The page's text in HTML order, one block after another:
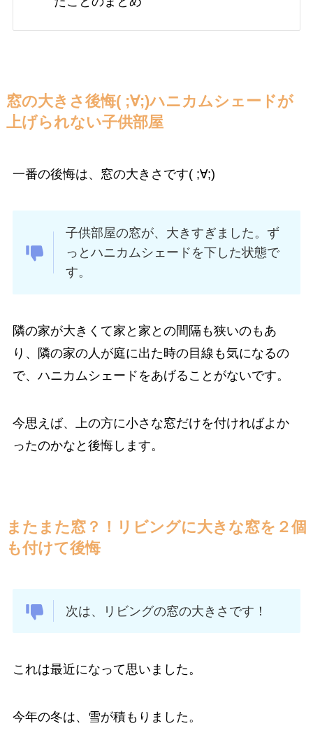
窓の大きさ後悔( ;∀;)ハニカムシェードが
上げられない子供部屋
一番の後悔は、窓の大きさです( ;∀;)
子供部屋の窓が、大きすぎました。ず
っとハニカムシェードを下した状態で
す。
隣の家が大きくて家と家との間隔も狭いのもあ
り、隣の家の人が庭に出た時の目線も気になるの
で、ハニカムシェードをあげることがないです。
今思えば、上の方に小さな窓だけを付ければよか
ったのかなと後悔します。
またまた窓？！リビングに大きな窓を２個
も付けて後悔
次は、リビングの窓の大きさです！
これは最近になって思いました。
今年の冬は、雪が積もりました。